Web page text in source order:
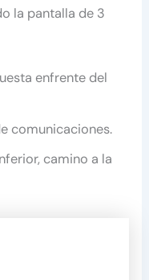
la pantalla de 3
enfrente del
comunicaciones.
camino a la